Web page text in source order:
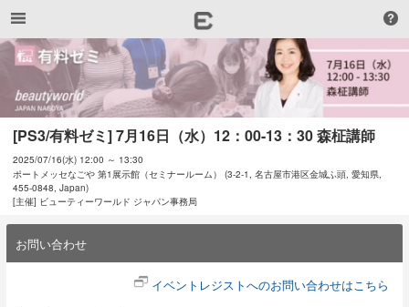
[PS3/有料ゼミ] 7月16日（水）12：00-13：30 森柾講師
2025/07/16(水) 12:00 ～ 13:30
ポートメッセなごや 第1展示館（セミナールーム） (3-2-1, 名古屋市港区金城ふ頭, 愛知県,
455-0848, Japan)
[主催] ビューティーワールド ジャパン事務局
お問い合わせ
イベントレジストへのお問い合わせはこちら